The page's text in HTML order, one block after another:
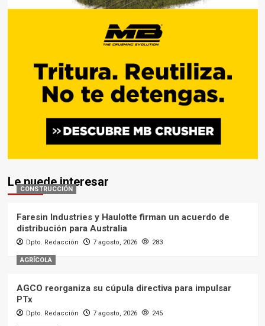
Le puede interesar
CONSTRUCCIÓN
Faresin Industries y Haulotte firman un acuerdo de
distribución para Australia
Dpto. Redacción 7 agosto, 2026 283
AGRÍCOLA
AGCO reorganiza su cúpula directiva para impulsar
PTx
Dpto. Redacción 7 agosto, 2026 245